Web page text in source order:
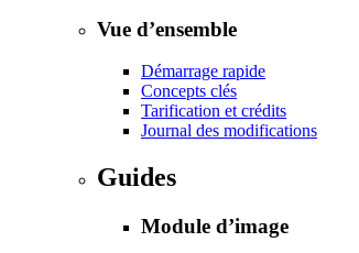
Vue d’ensemble
Démarrage rapide
Concepts clés
Tarification et crédits
Journal des modifications
Guides
Module d’image